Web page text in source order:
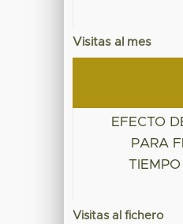
Visitas al mes
EFECTO
PARA
Visitas al fichero